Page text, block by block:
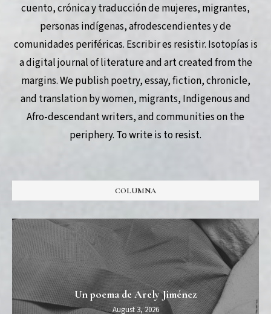
cuento, crónica y traducción de mujeres, migrantes,
personas indígenas, afrodescendientes y de
comunidades periféricas. Escribir es resistir. Isotopías is
a digital journal of literature and art created from the
margins. We publish poetry, essay, fiction, chronicle,
and translation by women, migrants, Indigenous and
Afro-descendant writers, and communities on the
periphery. To write is to resist.
COLUMNA
Un poema de Arely Jiménez
August 3, 2026